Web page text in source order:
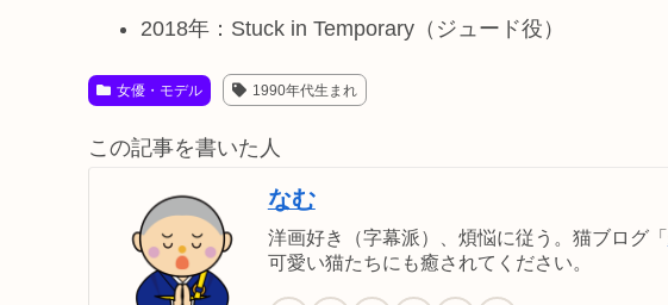
2018年：Stuck in Temporary（ジュード役）
女優・モデル 1990年代生まれ
この記事を書いた人
なむ
洋画好き（字幕派）、煩悩に従う。猫ブログ「
可愛い猫たちにも癒されてください。